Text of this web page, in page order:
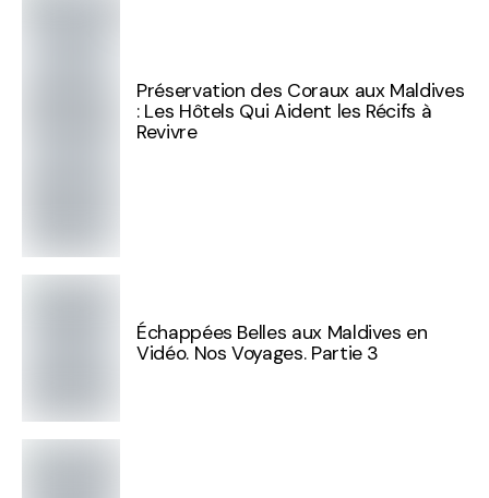
Préservation des Coraux aux Maldives
: Les Hôtels Qui Aident les Récifs à
Revivre
Échappées Belles aux Maldives en
Vidéo. Nos Voyages. Partie 3